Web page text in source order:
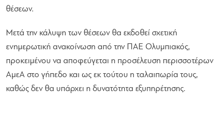
θέσεων.
Μετά την κάλυψη των θέσεων θα εκδοθεί σχετική
ενημερωτική ανακοίνωση από την ΠΑΕ Ολυμπιακός,
προκειμένου να αποφεύγεται η προσέλευση περισσοτέρων
ΑμεΑ στο γήπεδο και ως εκ τούτου η ταλαιπωρία τους,
καθώς δεν θα υπάρχει η δυνατότητα εξυπηρέτησης.